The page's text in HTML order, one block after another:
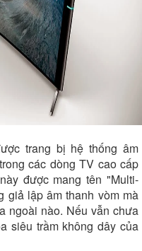
trang bị hệ thống âm
các dòng TV cao cấp
được mang tên "Multi-
giả lập âm thanh vòm mà
ngoài nào. Nếu vẫn chưa
siêu trầm không dây của